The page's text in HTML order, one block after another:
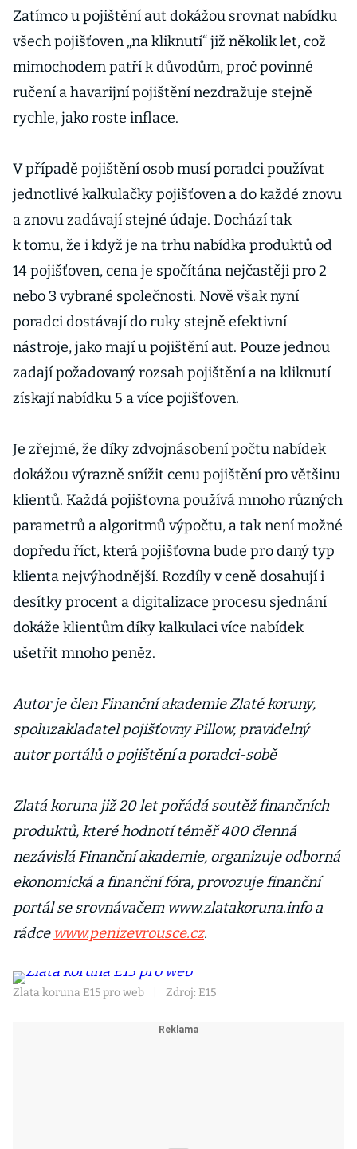
Zatímco u pojištění aut dokážou srovnat nabídku
všech pojišťoven „na kliknutí“ již několik let, což
mimochodem patří k důvodům, proč povinné
ručení a havarijní pojištění nezdražuje stejně
rychle, jako roste inflace.
V případě pojištění osob musí poradci používat
jednotlivé kalkulačky pojišťoven a do každé znovu
a znovu zadávají stejné údaje. Dochází tak
k tomu, že i když je na trhu nabídka produktů od
14 pojišťoven, cena je spočítána nejčastěji pro 2
nebo 3 vybrané společnosti. Nově však nyní
poradci dostávají do ruky stejně efektivní
nástroje, jako mají u pojištění aut. Pouze jednou
zadají požadovaný rozsah pojištění a na kliknutí
získají nabídku 5 a více pojišťoven.
Je zřejmé, že díky zdvojnásobení počtu nabídek
dokážou výrazně snížit cenu pojištění pro většinu
klientů. Každá pojišťovna používá mnoho různých
parametrů a algoritmů výpočtu, a tak není možné
dopředu říct, která pojišťovna bude pro daný typ
klienta nejvýhodnější. Rozdíly v ceně dosahují i
desítky procent a digitalizace procesu sjednání
dokáže klientům díky kalkulaci více nabídek
ušetřit mnoho peněz.
Autor je člen Finanční akademie Zlaté koruny,
spoluzakladatel pojišťovny Pillow, pravidelný
autor portálů o pojištění a poradci-sobě
Zlatá koruna již 20 let pořádá soutěž finančních
produktů, které hodnotí téměř 400 členná
nezávislá Finanční akademie, organizuje odborná
ekonomická a finanční fóra, provozuje finanční
portál se srovnávačem www.zlatakoruna.info a
rádce www.penizevrousce.cz.
Zlata koruna E15 pro web Zdroj: E15